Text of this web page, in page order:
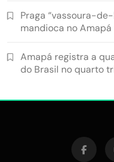
Praga “vassoura-
mandioca no
Amapá registra a
do Brasil no quarto